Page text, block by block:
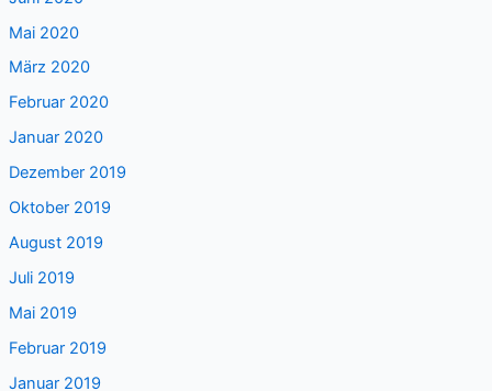
Mai 2020
März 2020
Februar 2020
Januar 2020
Dezember 2019
Oktober 2019
August 2019
Juli 2019
Mai 2019
Februar 2019
Januar 2019